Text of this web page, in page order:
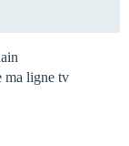
ma ligne tv